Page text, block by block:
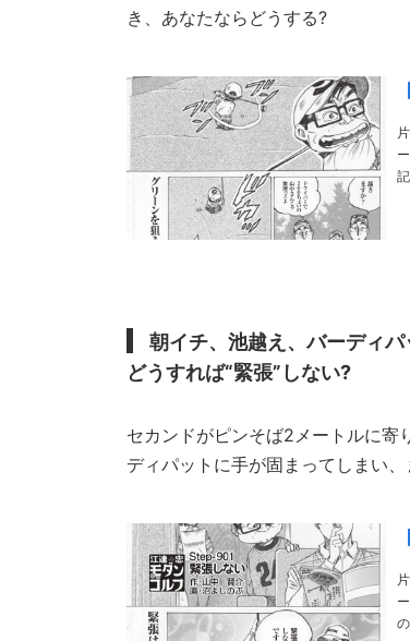
き、あなたならどうする?
ーの
朝イチ、池越え、バーディ
どうすれば“緊張”しない?
セカンドがピンそば2メートルに
ディパットに手が固まってしまい
ーの